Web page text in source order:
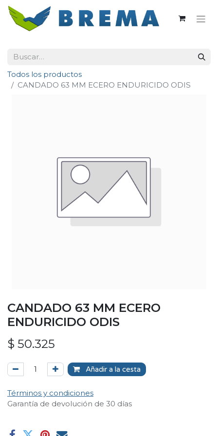
Todos los productos
CANDADO 63 MM ECERO ENDURICIDO ODIS
CANDADO 63 MM ECERO
ENDURICIDO ODIS
$ 50.325
Añadir a la cesta
Términos y condiciones
Garantía de devolución de 30 días